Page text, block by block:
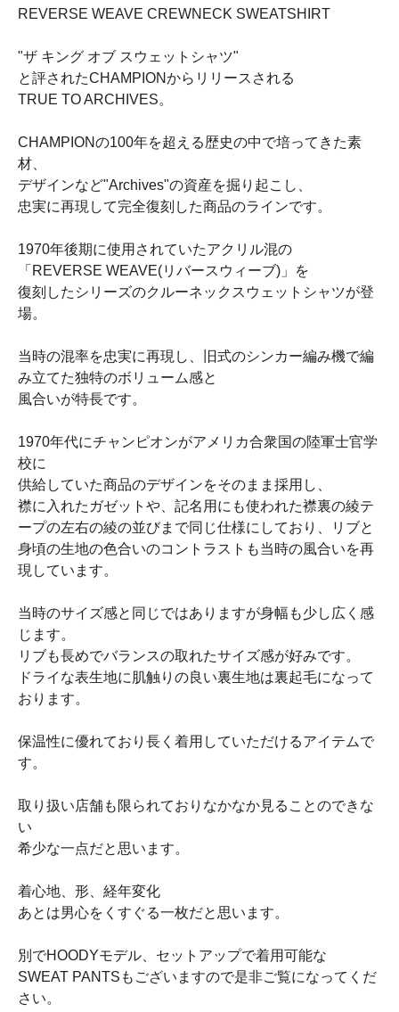
REVERSE WEAVE CREWNECK SWEATSHIRT
"ザ キング オブ スウェットシャツ"
と評されたCHAMPIONからリリースされる
TRUE TO ARCHIVES。
CHAMPIONの100年を超える歴史の中で培ってきた素
材、
デザインなど"Archives"の資産を掘り起こし、
忠実に再現して完全復刻した商品のラインです。
1970年後期に使用されていたアクリル混の
「REVERSE WEAVE(リバースウィーブ)」を
復刻したシリーズのクルーネックスウェットシャツが登
場。
当時の混率を忠実に再現し、旧式のシンカー編み機で編
み立てた独特のボリューム感と
風合いが特長です。
1970年代にチャンピオンがアメリカ合衆国の陸軍士官学
校に
供給していた商品のデザインをそのまま採用し、
襟に入れたガゼットや、記名用にも使われた襟裏の綾テ
ープの左右の綾の並びまで同じ仕様にしており、リブと
身頃の生地の色合いのコントラストも当時の風合いを再
現しています。
当時のサイズ感と同じではありますが身幅も少し広く感
じます。
リブも長めでバランスの取れたサイズ感が好みです。
ドライな表生地に肌触りの良い裏生地は裏起毛になって
おります。
保温性に優れており長く着用していただけるアイテムで
す。
取り扱い店舗も限られておりなかなか見ることのできな
い
希少な一点だと思います。
着心地、形、経年変化
あとは男心をくすぐる一枚だと思います。
別でHOODYモデル、セットアップで着用可能な
SWEAT PANTSもございますので是非ご覧になってくだ
さい。